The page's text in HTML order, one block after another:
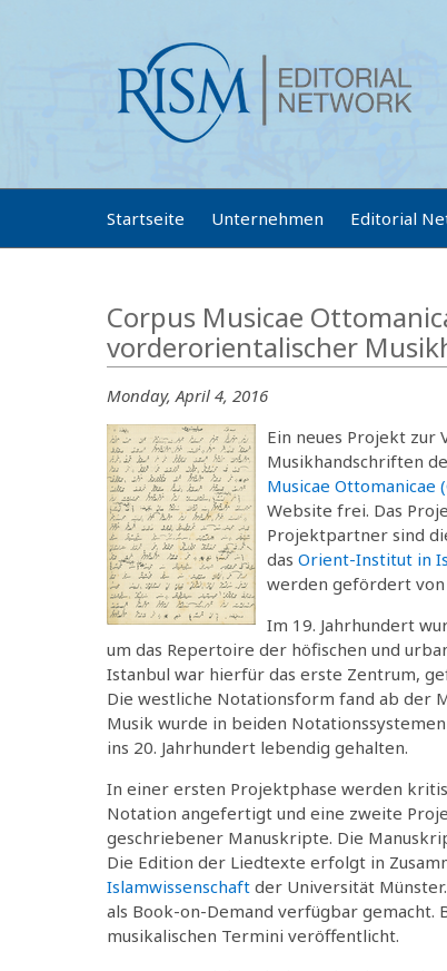
Startseite Unternehmen Editorial
Corpus Musicae
vorderorientalischer
Monday, April 4, 2016
Ein neues Projekt
Musikhandschriften
Musicae Ottomanicae
Website frei. Das
Projektpartner sind
das Orient-Institut in
werden gefördert von
Im 19. Jahrhundert
um das Repertoire der höfischen und
Istanbul war hierfür das erste Zentrum,
Die westliche Notationsform fand ab der
Musik wurde in beiden
ins 20. Jahrhundert lebendig gehalten.
In einer ersten Projektphase werden
Notation angefertigt und eine zweite
geschriebener Manuskripte. Die
Die Edition der Liedtexte erfolgt in
Islamwissenschaft der Universität
als Book-on-Demand verfügbar gemacht.
musikalischen Termini veröffentlicht.